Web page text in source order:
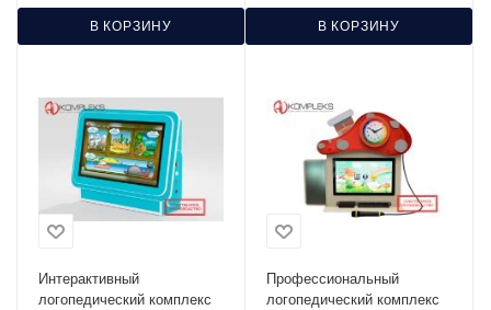
В КОРЗИНУ В КОРЗИНУ
Интерактивный
логопедический комплекс
Профессиональный
логопедический комплекс